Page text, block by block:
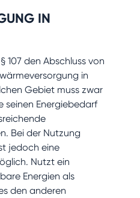
IN
107 den Abschluss von
in
Gebiet muss zwar
seinen Energiebedarf
Bei der Nutzung
jedoch eine
Nutzt ein
Energien als
den anderen